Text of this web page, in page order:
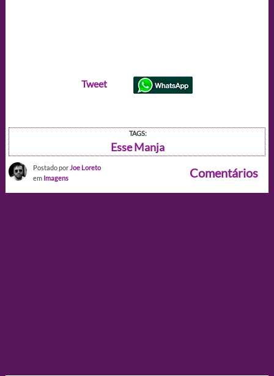
Tweet
TAGS:
Esse Manja
Postado por Joe Loreto
em Imagens Comentários